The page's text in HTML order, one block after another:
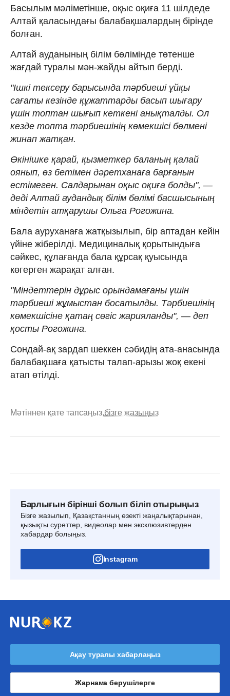
Басылым мәліметінше, оқыс оқиға 11 шілдеде
Алтай қаласындағы балабақшалардың бірінде
болған.
Алтай ауданының білім бөлімінде төтенше
жағдай туралы мән-жайды айтып берді.
"Ішкі тексеру барысында тәрбиеші ұйқы
сағаты кезінде құжаттарды басып шығару
үшін топтан шығып кеткені анықталды. Ол
кезде топта тәрбиешінің көмекшісі бөлмені
жинап жатқан.
Өкінішке қарай, қызметкер баланың қалай
оянып, өз бетімен дәретханаға барғанын
естімеген. Салдарынан оқыс оқиға болды", —
деді Алтай аудандық білім бөлімі басшысының
міндетін атқарушы Ольга Рогожина.
Бала ауруханаға жатқызылып, бір аптадан кейін
үйіне жіберілді. Медициналық қорытындыға
сәйкес, құлағанда бала құрсақ қуысында
көгерген жарақат алған.
"Міндеттерін дұрыс орындамағаны үшін
тәрбиеші жұмыстан босатылды. Тәрбиешінің
көмекшісіне қатаң сөгіс жарияланды", — деп
қосты Рогожина.
Сондай-ақ зардап шеккен сәбидің ата-анасында
балабақшаға қатысты талап-арызы жоқ екені
атап өтілді.
Мәтіннен қате тапсаңыз,бізге жазыңыз
Барлығын бірінші болып біліп отырыңыз
Бізге жазылып, Қазақстанның өзекті жаңалықтарынан,
қызықты суреттер, видеолар мен эксклюзивтерден
хабардар болыңыз.
Instagram
Ақау туралы хабарлаңыз
Жарнама берушілерге